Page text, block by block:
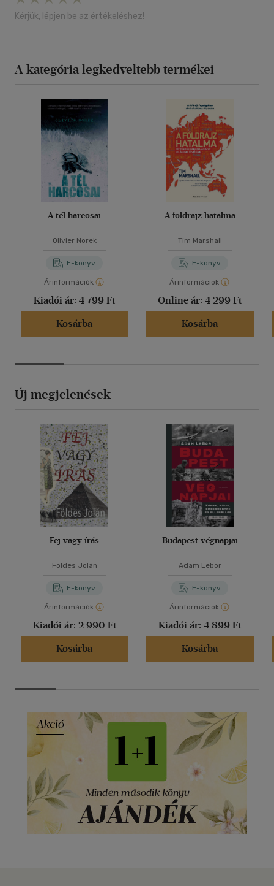
Kérjük, lépjen be az értékeléshez!
A kategória legkedveltebb termékei
A tél harcosai
Olivier Norek
E-könyv
Árinformációk
Kiadói ár: 4 799 Ft
Kosárba
A földrajz hatalma
Tim Marshall
E-könyv
Árinformációk
Online ár: 4 299 Ft
Kosárba
Új megjelenések
Fej vagy írás
Földes Jolán
E-könyv
Árinformációk
Kiadói ár: 2 990 Ft
Kosárba
Budapest végnapjai
Adam Lebor
E-könyv
Árinformációk
Kiadói ár: 4 899 Ft
Kosárba